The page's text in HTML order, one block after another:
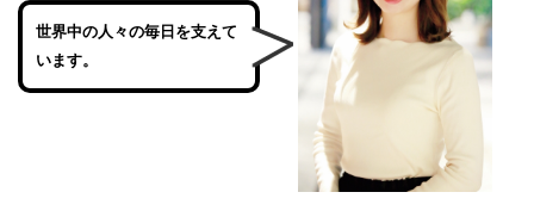
世界中の人々の毎日を支えて
います。